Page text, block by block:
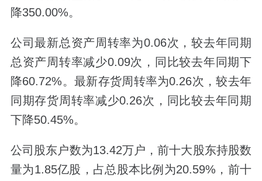
降350.00%。
公司最新总资产周转率为0.06次，较去年同期
总资产周转率减少0.09次，同比较去年同期下
降60.72%。最新存货周转率为0.26次，较去年
同期存货周转率减少0.26次，同比较去年同期
下降50.45%。
公司股东户数为13.42万户，前十大股东持股数
量为1.85亿股，占总股本比例为20.59%，前十